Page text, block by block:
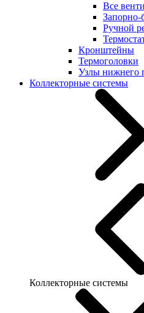
Все
Запорно-
Ручной
Кронштейны
Термоголовки
Узлы нижнего
Коллекторные системы
Коллекторные системы